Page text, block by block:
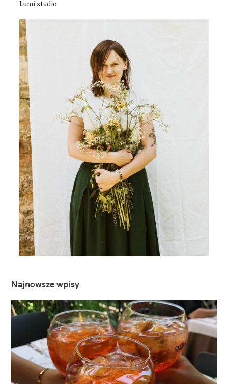
Lumi.studio
Najnowsze wpisy